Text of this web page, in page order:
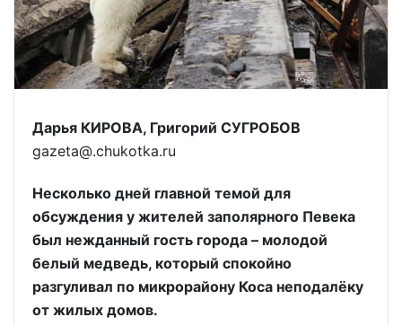
Дарья КИРОВА, Григорий СУГРОБОВ
gazeta@.chukotka.ru
Несколько дней главной темой для
обсуждения у жителей заполярного Певека
был нежданный гость города – молодой
белый медведь, который спокойно
разгуливал по микрорайону Коса неподалёку
от жилых домов.